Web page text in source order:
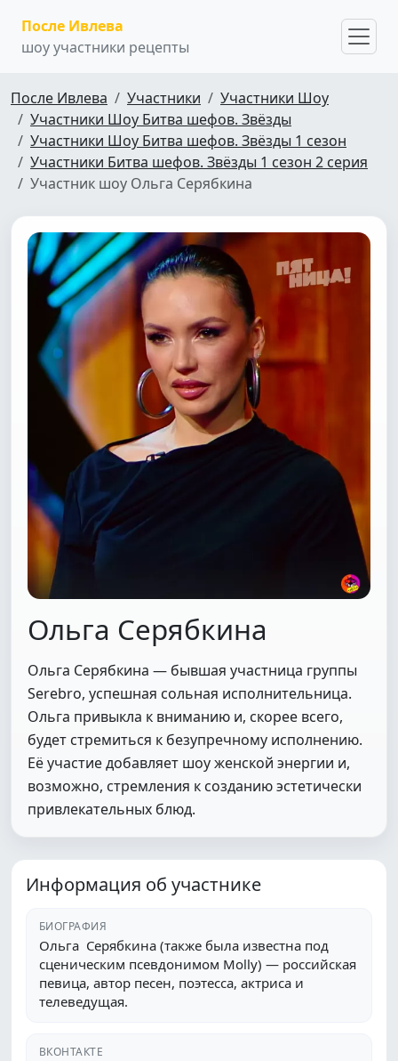
После Ивлева
шоу участники рецепты
После Ивлева Участники
Участники Шоу
Участники Шоу Битва шефов. Звёзды
Участники Шоу Битва шефов. Звёзды 1 сезон
Участники Битва шефов. Звёзды 1 сезон 2 серия
Участник шоу Ольга Серябкина
Ольга Серябкина
Ольга Серябкина — бывшая участница группы
Serebro, успешная сольная исполнительница.
Ольга привыкла к вниманию и, скорее всего,
будет стремиться к безупречному исполнению.
Её участие добавляет шоу женской энергии и,
возможно, стремления к созданию эстетически
привлекательных блюд.
Информация об участнике
БИОГРАФИЯ
Ольга Серябкина (также была известна под
сценическим псевдонимом Molly) — российская
певица, автор песен, поэтесса, актриса и
телеведущая.
ВКОНТАКТЕ